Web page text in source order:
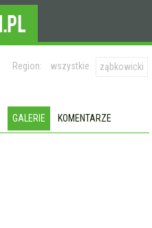
Region: wszystkie ząbkowicki
GALERIE KOMENTARZE